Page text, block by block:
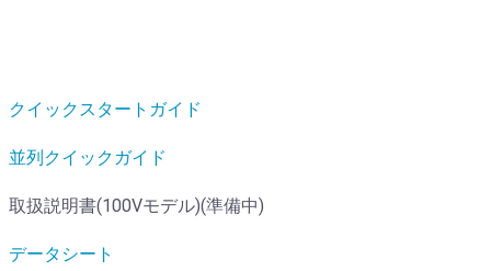
クイックスタートガイド
並列クイックガイド
取扱説明書(100Vモデル)(準備中)
データシート